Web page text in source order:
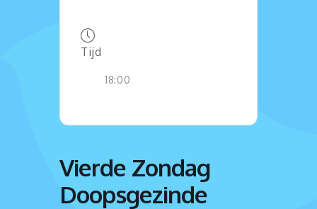
Tijd
18:00
Vierde Zondag
Doopsgezinde